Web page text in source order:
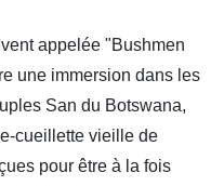
appelée "Bushmen
une immersion dans les
San du Botswana,
vieille de
pour être à la fois